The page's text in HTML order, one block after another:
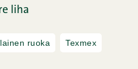
liha
ruoka Texmex